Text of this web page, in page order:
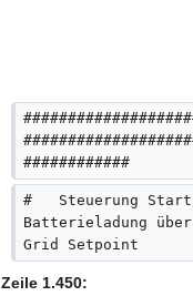
############
#   Steuerung
Batterieladung
Grid Setpoint
Zeile 1.450: